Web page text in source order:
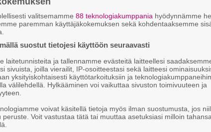
elo-syyskuun aikana asian tiimoilta.
valitsemamme 88 teknologiakumppania hyödynnämme
paremman käyttäjäkokemuksen sekä kohdentaaksemme
suostut tietojesi käyttöön seuraavasti
laitetunnisteita ja tallennamme evästeitä laitteellesi
sivuista, joilla vierailit, IP-osoitteestasi sekä laitteesi
yksityiskohtaisesti käyttötarkoituksiin ja
välilehdellä. Hylkääminen voi vaikuttaa sivuston toimivuuteen ja
voivat käsitellä tietoja myös ilman suostumusta, jos
peruste. Voit vastustaa tätä tai muuttaa asetuksiasi milloin